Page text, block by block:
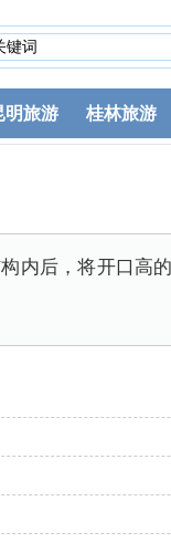
明旅游 桂林旅游
内后，将开口高